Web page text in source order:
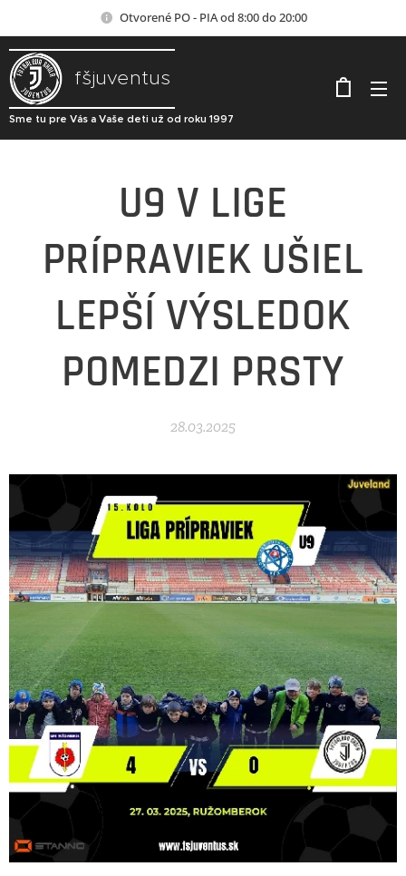
Otvorené PO - PIA od 8:00 do 20:00
fšjuventus
Sme tu pre Vás a Vaše deti už od roku 1997
U9 V LIGE
PRÍPRAVIEK UŠIEL
LEPŠÍ VÝSLEDOK
POMEDZI PRSTY
28.03.2025